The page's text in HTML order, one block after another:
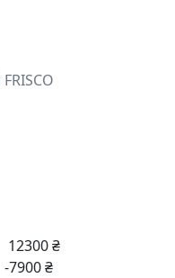
12300 ₴
-7900 ₴